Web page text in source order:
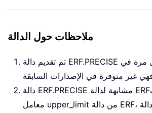
ملاحظات حول الدالة
تم تقديم دالة ERF.PRECISE لأول مرة في Excel 2010،
دالة ERF.PRECISE مشابهة لدالة ERF؛ ففي حال حذف
معامل upper_limit من دالة ERF، تحسب كلتا الدالتين دالة